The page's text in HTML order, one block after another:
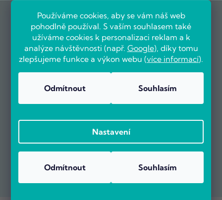
Používáme cookies, aby se vám náš web
pohodlně používal. S vaším souhlasem také
užíváme cookies k personalizaci reklam a k
analýze návštěvnosti (např. Google), díky tomu
zlepšujeme funkce a výkon webu (více informací).
Odmítnout Souhlasím
Nastavení
Odmítnout Souhlasím